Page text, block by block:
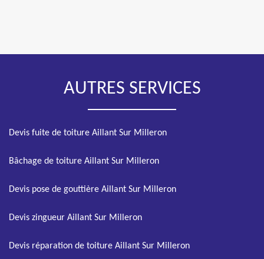
AUTRES SERVICES
Devis fuite de toiture Aillant Sur Milleron
Bâchage de toiture Aillant Sur Milleron
Devis pose de gouttière Aillant Sur Milleron
Devis zingueur Aillant Sur Milleron
Devis réparation de toiture Aillant Sur Milleron